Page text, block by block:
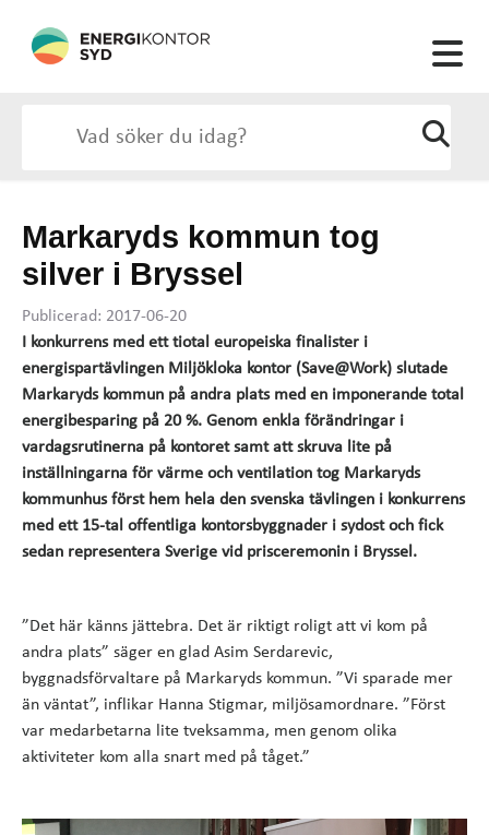
Markaryds kommun tog
silver i Bryssel
Publicerad: 2017-06-20
I konkurrens med ett tiotal europeiska finalister i
energispartävlingen Miljökloka kontor (Save@Work) slutade
Markaryds kommun på andra plats med en imponerande total
energibesparing på 20 %. Genom enkla förändringar i
vardagsrutinerna på kontoret samt att skruva lite på
inställningarna för värme och ventilation tog Markaryds
kommunhus först hem hela den svenska tävlingen i konkurrens
med ett 15-tal offentliga kontorsbyggnader i sydost och fick
sedan representera Sverige vid prisceremonin i Bryssel.
”Det här känns jättebra. Det är riktigt roligt att vi kom på
andra plats” säger en glad Asim Serdarevic,
byggnadsförvaltare på Markaryds kommun. ”Vi sparade mer
än väntat”, inflikar Hanna Stigmar, miljösamordnare. ”Först
var medarbetarna lite tveksamma, men genom olika
aktiviteter kom alla snart med på tåget.”